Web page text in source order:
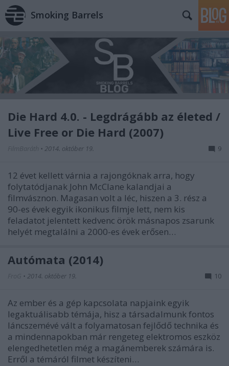
Smoking Barrels
Die Hard 4.0. - Legdrágább az életed /
Live Free or Die Hard (2007)
• 2014. október 19. 9
12 évet kellett várnia a rajongóknak arra, hogy
folytatódjanak John McClane kalandjai a
filmvásznon. Magasan volt a léc, hiszen a 3. rész a
90-es évek egyik ikonikus filmje lett, nem kis
feladatot jelentett kedvenc örök másnapos zsarunk
helyét megtalálni a 2000-es évek erősen…
Autómata (2014)
• 2014. október 19. 10
Az ember és a gép kapcsolata napjaink egyik
legaktuálisabb témája, hisz a társadalmunk fontos
láncszemévé vált a folyamatosan fejlődő technika és
a mindennapokban már rengeteg elektromos eszköz
elengedhetetlen még a magánemberek számára is.
Erről a témáról filmet készíteni…